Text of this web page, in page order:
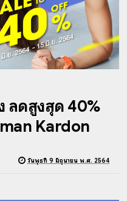
ลดสูงสุด 40%
Kardon
วันพุธที่ 9 มิถุนายน พ.ศ. 2564